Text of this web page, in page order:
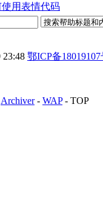
用表情代码
鄂ICP备18019107
Archiver- WAP- TOP